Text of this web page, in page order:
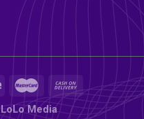
LoLo Media